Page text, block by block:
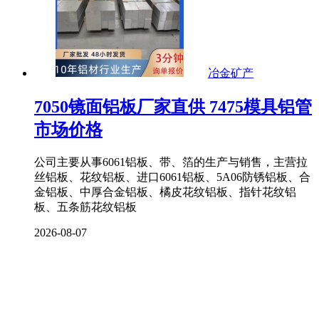
冶金矿产
7050镜面铝板厂家直供 7475模具铝管
市场价格
公司主要从事6061铝板、带、箔的生产与销售，主营拉
丝铝板、花纹铝板、进口6061铝板、5A06防锈铝板、合
金铝板、中厚合金铝板、橘皮花纹铝板、指针花纹铝
板、五条筋花纹铝板
2026-08-07